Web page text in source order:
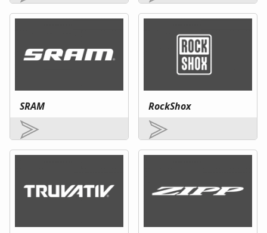
Kontakt
SRAM RockShox